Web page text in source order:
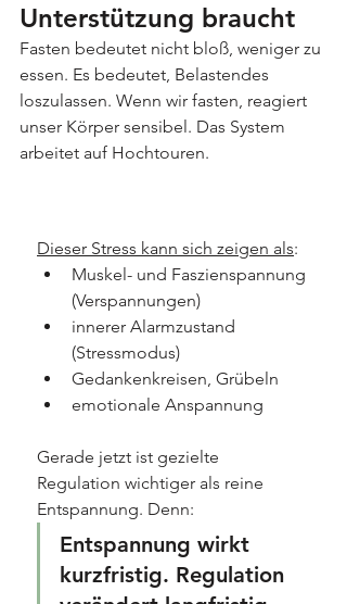
Unterstützung braucht
Fasten bedeutet nicht bloß, weniger zu
essen. Es bedeutet, Belastendes
loszulassen. Wenn wir fasten, reagiert
unser Körper sensibel. Das System
arbeitet auf Hochtouren.
Dieser Stress kann sich zeigen als:
Muskel- und Faszienspannung
(Verspannungen)
innerer Alarmzustand
(Stressmodus)
Gedankenkreisen, Grübeln
emotionale Anspannung
Gerade jetzt ist gezielte
Regulation wichtiger als reine
Entspannung. Denn:
Entspannung wirkt
kurzfristig. Regulation